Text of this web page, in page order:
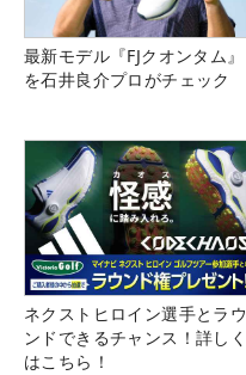
最新モデル『FJクオンタム』
を石井良介プロがチェック
ネクストヒロイン選手とラウ
ンドできるチャンス！詳しく
はこちら！